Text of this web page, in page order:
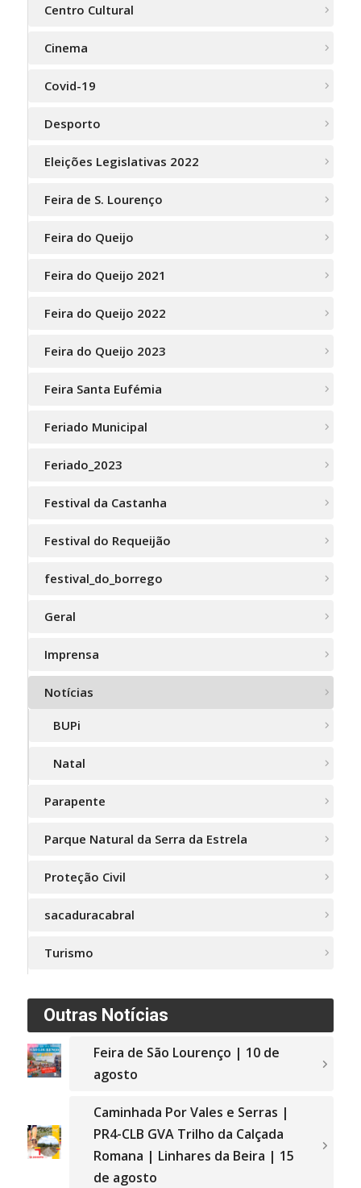
Centro Cultural
Cinema
Covid-19
Desporto
Eleições Legislativas 2022
Feira de S. Lourenço
Feira do Queijo
Feira do Queijo 2021
Feira do Queijo 2022
Feira do Queijo 2023
Feira Santa Eufémia
Feriado Municipal
Feriado_2023
Festival da Castanha
Festival do Requeijão
festival_do_borrego
Geral
Imprensa
Notícias
BUPi
Natal
Parapente
Parque Natural da Serra da Estrela
Proteção Civil
sacaduracabral
Turismo
Outras Notícias
Feira de São Lourenço | 10 de
agosto
Caminhada Por Vales e Serras |
PR4-CLB GVA Trilho da Calçada
Romana | Linhares da Beira | 15
de agosto